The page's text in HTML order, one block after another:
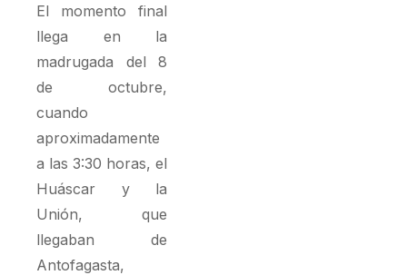
El momento final
llega en la
madrugada del 8
de octubre,
cuando
aproximadamente
a las 3:30 horas, el
Huáscar y la
Unión, que
llegaban de
Antofagasta,